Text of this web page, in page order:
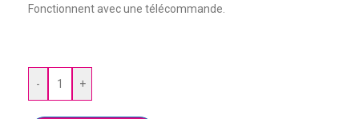
Fonctionnent avec une télécommande.
- +